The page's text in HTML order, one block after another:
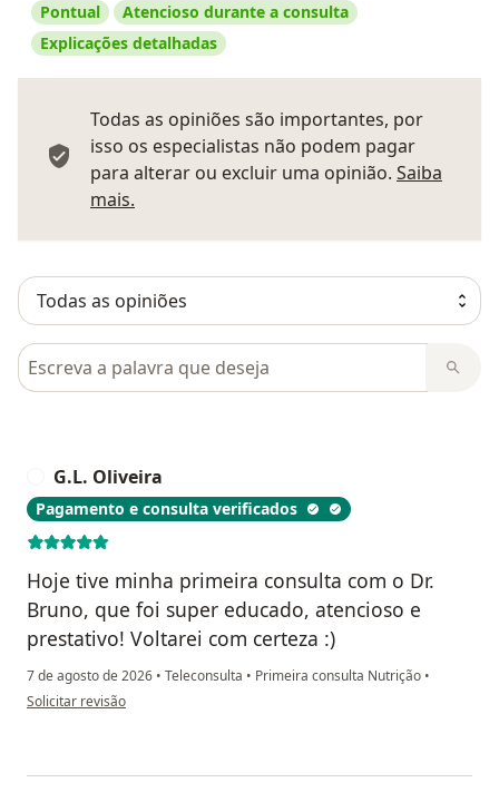
Pontual
Atencioso durante a consulta
Explicações detalhadas
Todas as opiniões são importantes, por
isso os especialistas não podem pagar
para alterar ou excluir uma opinião. Saiba
mais.
Pesquisar em opiniões
G.L. Oliveira
Pagamento e consulta verificados
Hoje tive minha primeira consulta com o Dr.
Bruno, que foi super educado, atencioso e
prestativo! Voltarei com certeza :)
7 de agosto de 2026 • Teleconsulta • Primeira consulta Nutrição •
na opinião do utilizador G.L. Oliveira
Solicitar revisão